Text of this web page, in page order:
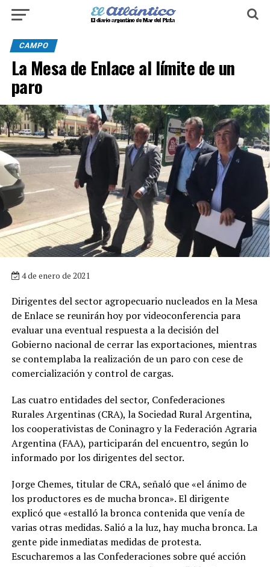
CAMPO
La Mesa de Enlace al límite de un
paro
4 de enero de 2021
Dirigentes del sector agropecuario nucleados en la Mesa
de Enlace se reunirán hoy por videoconferencia para
evaluar una eventual respuesta a la decisión del
Gobierno nacional de cerrar las exportaciones, mientras
se contemplaba la realización de un paro con cese de
comercialización y control de cargas.
Las cuatro entidades del sector, Confederaciones
Rurales Argentinas (CRA), la Sociedad Rural Argentina,
los cooperativistas de Coninagro y la Federación Agraria
Argentina (FAA), participarán del encuentro, según lo
informado por los dirigentes del sector.
Jorge Chemes, titular de CRA, señaló que «el ánimo de
los productores es de mucha bronca». El dirigente
explicó que «estalló la bronca contenida que venía de
varias otras medidas. Salió a la luz, hay mucha bronca. La
gente pide inmediatas medidas de protesta.
Escucharemos a las Confederaciones sobre qué acción